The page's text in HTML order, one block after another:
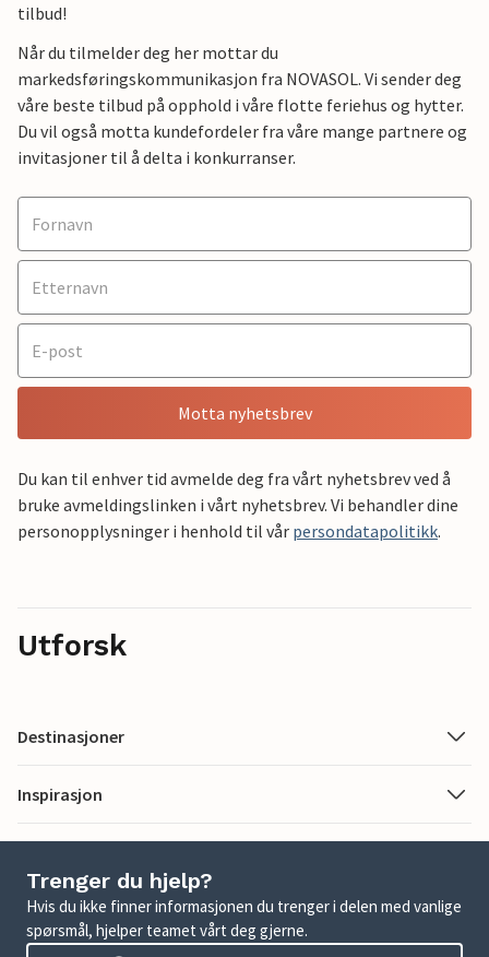
tilbud!
Når du tilmelder deg her mottar du
markedsføringskommunikasjon fra NOVASOL. Vi sender deg
våre beste tilbud på opphold i våre flotte feriehus og hytter.
Du vil også motta kundefordeler fra våre mange partnere og
invitasjoner til å delta i konkurranser.
Motta nyhetsbrev
Du kan til enhver tid avmelde deg fra vårt nyhetsbrev ved å
bruke avmeldingslinken i vårt nyhetsbrev. Vi behandler dine
personopplysninger i henhold til vår persondatapolitikk.
Utforsk
Destinasjoner
Inspirasjon
Trenger du hjelp?
Hvis du ikke finner informasjonen du trenger i delen med vanlige
spørsmål, hjelper teamet vårt deg gjerne.